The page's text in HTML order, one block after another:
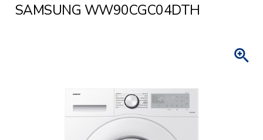
SAMSUNG WW90CGC04DTH